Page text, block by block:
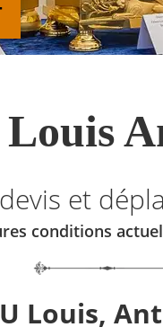
et
conditions
Louis,